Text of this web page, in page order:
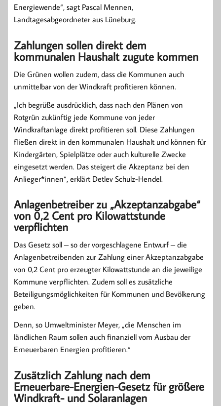
Energiewende“, sagt Pascal Mennen,
Landtagesabgeordneter aus Lüneburg.
Zahlungen sollen direkt dem
kommunalen Haushalt zugute kommen
Die Grünen wollen zudem, dass die Kommunen auch
unmittelbar von der Windkraft profitieren können.
„Ich begrüße ausdrücklich, dass nach den Plänen von
Rotgrün zukünftig jede Kommune von jeder
Windkraftanlage direkt profitieren soll. Diese Zahlungen
fließen direkt in den kommunalen Haushalt und können für
Kindergärten, Spielplätze oder auch kulturelle Zwecke
eingesetzt werden. Das steigert die Akzeptanz bei den
Anlieger*innen“, erklärt Detlev Schulz-Hendel.
Anlagenbetreiber zu „Akzeptanzabgabe“
von 0,2 Cent pro Kilowattstunde
verpflichten
Das Gesetz soll – so der vorgeschlagene Entwurf – die
Anlagenbetreibenden zur Zahlung einer Akzeptanzabgabe
von 0,2 Cent pro erzeugter Kilowattstunde an die jeweilige
Kommune verpflichten. Zudem soll es zusätzliche
Beteiligungsmöglichkeiten für Kommunen und Bevölkerung
geben.
Denn, so Umweltminister Meyer, „die Menschen im
ländlichen Raum sollen auch finanziell vom Ausbau der
Erneuerbaren Energien profitieren.“
Zusätzlich Zahlung nach dem
Erneuerbare-Energien-Gesetz für größere
Windkraft- und Solaranlagen